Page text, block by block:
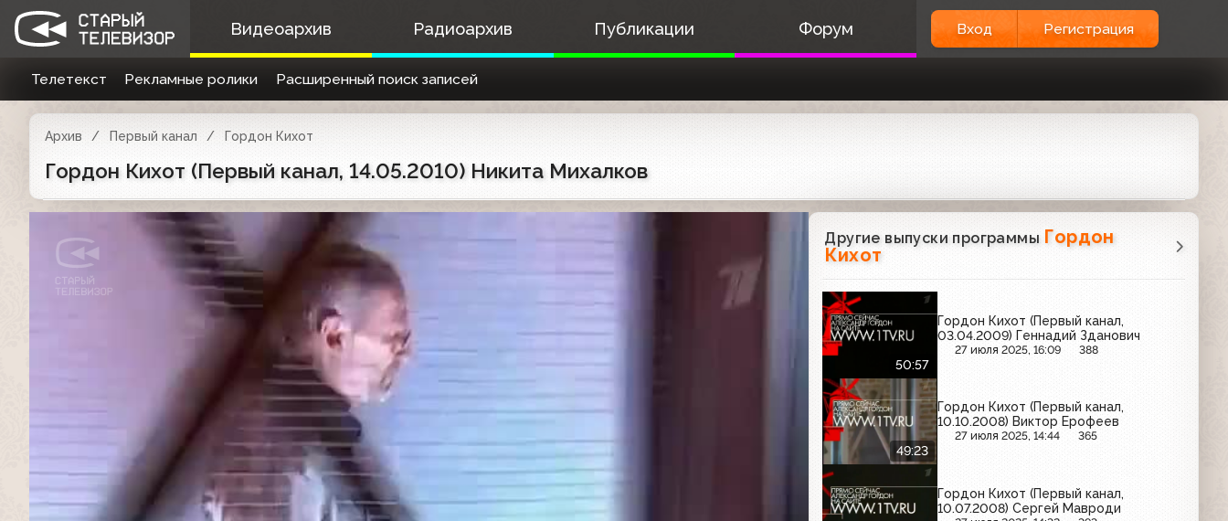
Видеоархив Радиоархив Публикации Форум Вход Регистрация
Телетекст Рекламные ролики Расширенный поиск записей
Архив Первый канал Гордон Кихот
Гордон Кихот (Первый канал, 14.05.2010) Никита Михалков
Другие выпуски программы Гордон
Кихот
50:57
Гордон Кихот (Первый канал,
03.04.2009) Геннадий Зданович
27 июля 2025, 16:09 388
49:23
Гордон Кихот (Первый канал,
10.10.2008) Виктор Ерофеев
27 июля 2025, 14:44 365
Гордон Кихот (Первый канал,
10.07.2008) Сергей Мавроди